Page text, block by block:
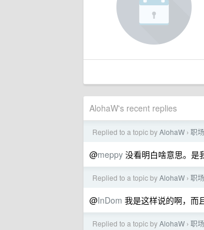
AlohaW's recent replies
Replied to a topic byAlohaW › 职
@meppy 没看明白啥意思。是
Replied to a topic byAlohaW › 职
@InDom 我是这样说的啊，而
Replied to a topic byAlohaW › 职